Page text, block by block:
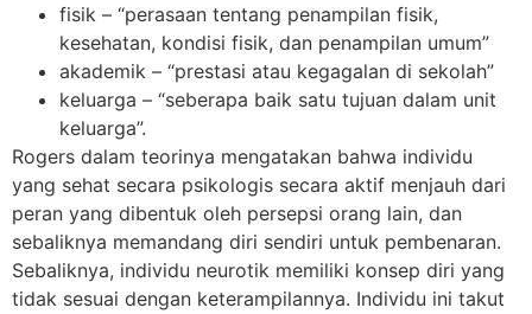
fisik – “perasaan tentang penampilan fisik,
kesehatan, kondisi fisik, dan penampilan umum”
akademik – “prestasi atau kegagalan di sekolah”
keluarga – “seberapa baik satu tujuan dalam unit
keluarga”.
Rogers dalam teorinya mengatakan bahwa individu
yang sehat secara psikologis secara aktif menjauh dari
peran yang dibentuk oleh persepsi orang lain, dan
sebaliknya memandang diri sendiri untuk pembenaran.
Sebaliknya, individu neurotik memiliki konsep diri yang
tidak sesuai dengan keterampilannya. Individu ini takut